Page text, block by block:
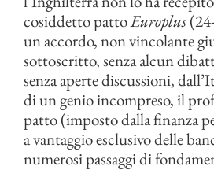
cosiddetto pattoEuroplus
un accordo, non vincolante
sottoscritto, senza alcun
senza aperte discussioni,
di un genio incompreso, il
patto (imposto dalla finanza
a vantaggio esclusivo delle
numerosi passaggi di